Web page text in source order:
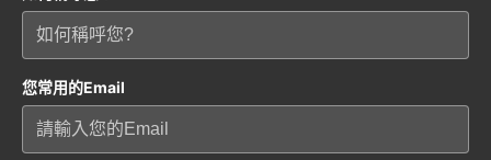
您常用的Email